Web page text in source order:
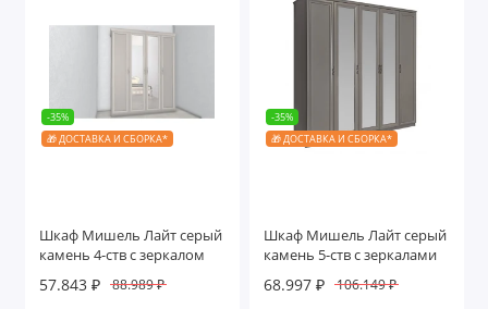
-35%
🎁 ДОСТАВКА И СБОРКА*
Шкаф Мишель Лайт серый
камень 4-ств с зеркалом
57.843 ₽ 88.989 ₽
-35%
🎁 ДОСТАВКА И СБОРКА*
Шкаф Мишель Лайт серый
камень 5-ств с зеркалами
68.997 ₽ 106.149 ₽